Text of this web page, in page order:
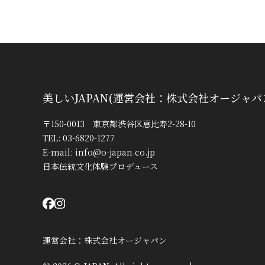
美しいJAPAN(運営会社：株式会社オージャ
〒150-0013 東京都渋谷区恵比寿2-28-10
TEL: 03-6820-1277
E-mail: info@o-japan.co.jp
日本伝統文化体験プロデュース
運営会社：株式会社オージャパン